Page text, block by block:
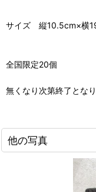
サイズ 縦10.5cm×横
全国限定20個
無くなり次第終了となり
他の写真